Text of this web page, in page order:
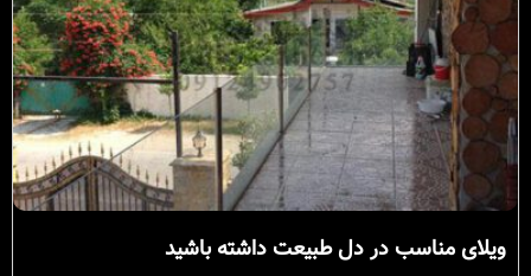
ویلای مناسب در دل طبیعت داشته باشید